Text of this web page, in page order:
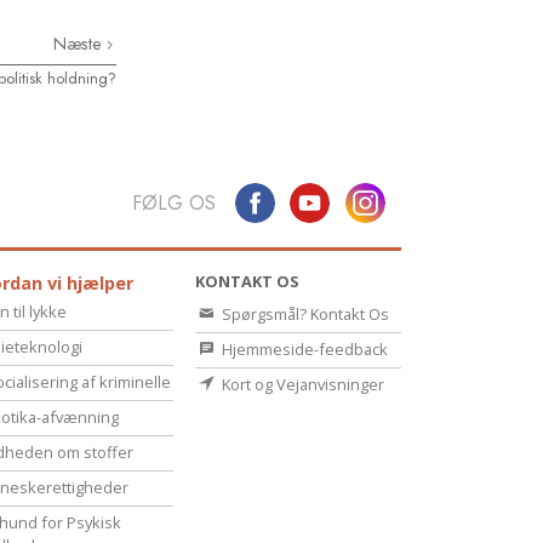
Næste
holdning?
FØLG OS
vi hjælper
til lykke
af kriminelle
afvænning
om stoffer
for Psykisk
KONTAKT OS
Spørgsmål? Kontakt Os
Hjemmeside-feedback
Kort og Vejanvisninger